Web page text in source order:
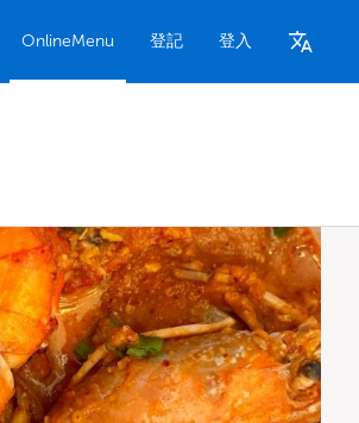
OnlineMenu 登記 登入